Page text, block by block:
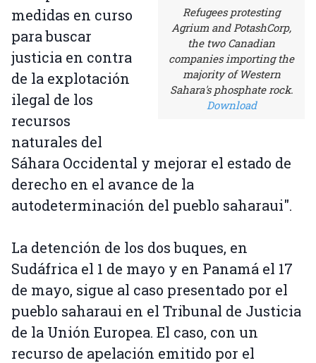
Refugees protesting
Agrium and PotashCorp,
the two Canadian
companies importing the
majority of Western
Sahara's phosphate rock.
Download
medidas en curso
para buscar
justicia en contra
de la explotación
ilegal de los
recursos
naturales del
Sáhara Occidental y mejorar el estado de
derecho en el avance de la
autodeterminación del pueblo saharaui".
La detención de los dos buques, en
Sudáfrica el 1 de mayo y en Panamá el 17
de mayo, sigue al caso presentado por el
pueblo saharaui en el Tribunal de Justicia
de la Unión Europea. El caso, con un
recurso de apelación emitido por el